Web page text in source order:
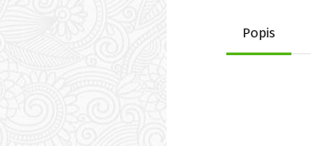
Popis